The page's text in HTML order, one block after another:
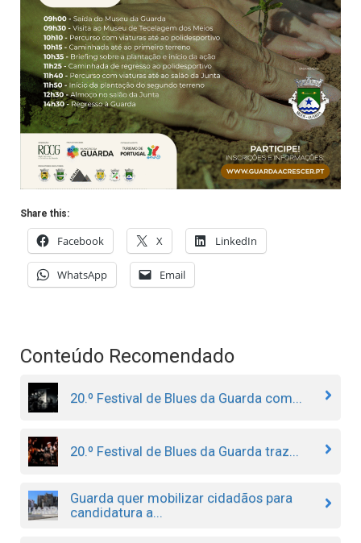
Share this:
Facebook X LinkedIn
WhatsApp Email
Conteúdo Recomendado
20.º Festival de Blues da Guarda com...
20.º Festival de Blues da Guarda traz...
Guarda quer mobilizar cidadãos para
candidatura a...